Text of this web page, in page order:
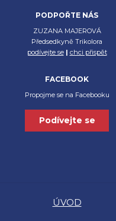
PODPOŘTE NÁS
ZUZANA MAJEROVÁ
Předsedkyně Trikolora
podívejte se| chci přispět
FACEBOOK
Propojme se na Facebooku
Podívejte se
ÚVOD